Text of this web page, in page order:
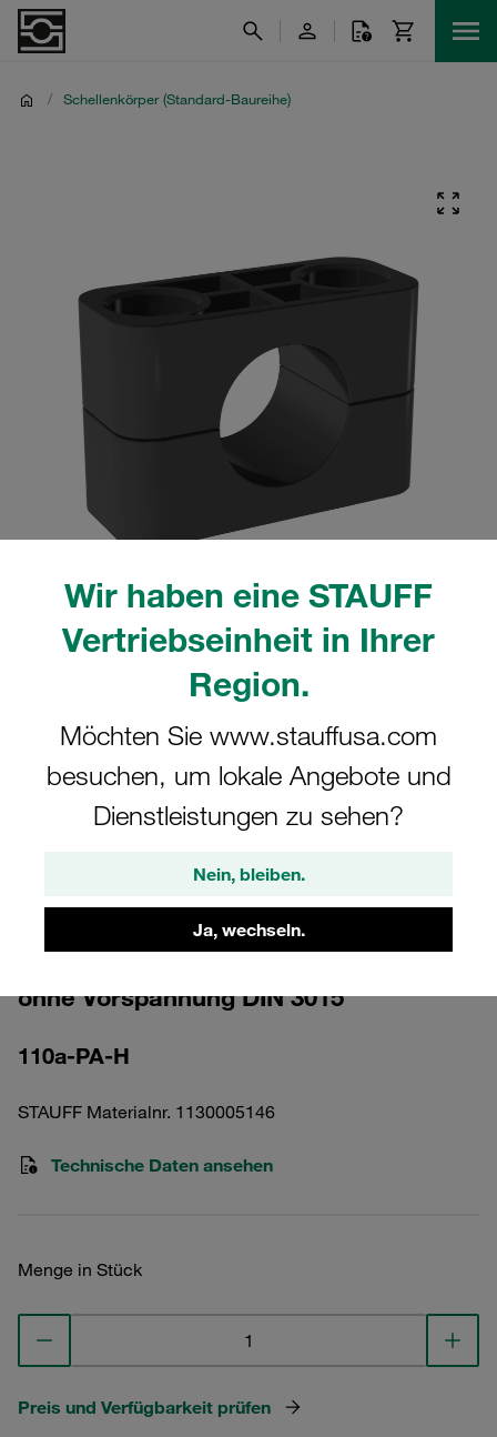
Wir haben eine STAUFF
Vertriebseinheit in Ihrer
Region.
Möchten Sie www.stauffusa.com
besuchen, um lokale Angebote und
Dienstleistungen zu sehen?
Nein, bleiben.
Ja, wechseln.
/ Schellenkörper (Standard-Baureihe)
Bitte beachten Sie: Das Bild dient nur zur Veranschaulichung und kann vom
tatsächlichen Produkt abweichen.
Mehr anzeigen
Schellenkörper Gr. 1a Ø10mm
ohne Vorspannung DIN 3015
110a-PA-H
STAUFF Materialnr. 1130005146
Technische Daten ansehen
Menge in Stück
Preis und Verfügbarkeit prüfen